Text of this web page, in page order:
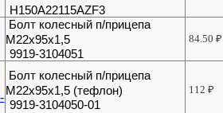
H150A22115AZF3
Болт колесный п/прицепа
М22х95х1,5
9919-3104051
84.50₽
Болт колесный п/прицепа
М22х95х1,5 (тефлон)
9919-3104050-01
112₽